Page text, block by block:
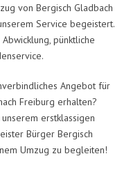
von Bergisch Gladbach
Service begeistert.
pünktliche
Angebot für
Freiburg erhalten?
erstklassigen
Bürger Bergisch
Umzug zu begleiten!